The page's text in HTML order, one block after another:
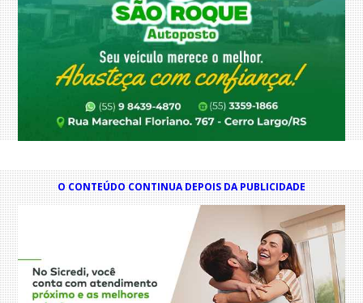
O CONTEÚDO CONTINUA DEPOIS DA PUBLICIDADE